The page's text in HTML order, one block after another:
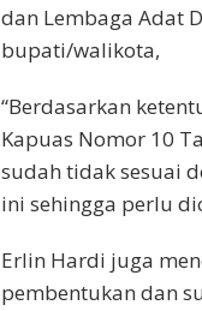
dan Lembaga Adat
bupati/walikota,
“Berdasarkan
Kapuas Nomor 10
sudah tidak sesuai
ini sehingga perlu
Erlin Hardi juga
pembentukan dan